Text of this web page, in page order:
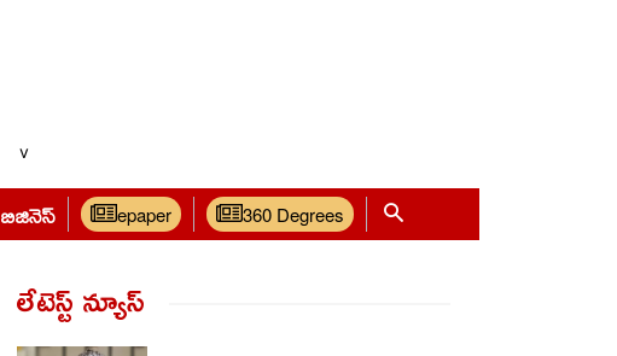
v
బిజినెస్ epaper 360 Degrees
లేటెస్ట్ న్యూస్‌